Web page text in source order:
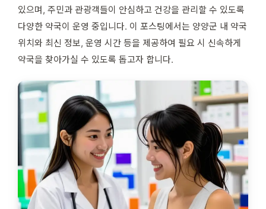
있으며, 주민과 관광객들이 안심하고 건강을 관리할 수 있도록
다양한 약국이 운영 중입니다. 이 포스팅에서는 양양군 내 약국
위치와 최신 정보, 운영 시간 등을 제공하여 필요 시 신속하게
약국을 찾아가실 수 있도록 돕고자 합니다.